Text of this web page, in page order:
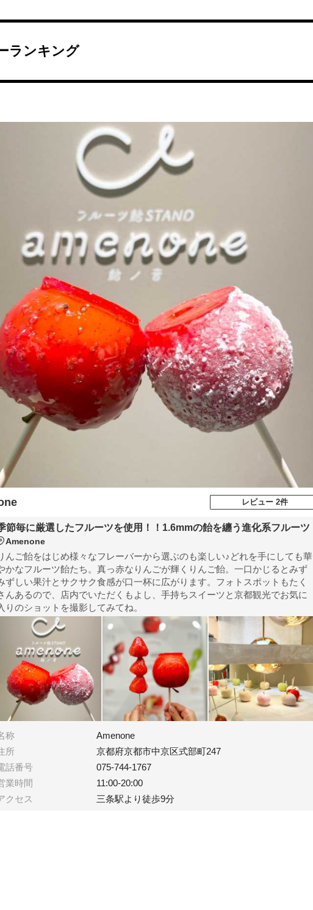
ランキング
レビュー 2件
節毎に厳選したフルーツを使用！！1.6mmの飴を纏う進化系フルーツ
Amenone
んご飴をはじめ様々なフレーバーから選ぶのも楽しい♪どれを手にしても華
かなフルーツ飴たち。真っ赤なりんごが輝くりんご飴。一口かじるとみず
ずしい果汁とサクサク食感が口一杯に広がります。フォトスポットもたく
んあるので、店内でいただくもよし、手持ちスイーツと京都観光でお気に
りのショットを撮影してみてね。
称
Amenone
所
京都府京都市中京区式部町247
話番号
075-744-1767
業時間
11:00-20:00
クセス
三条駅より徒歩9分